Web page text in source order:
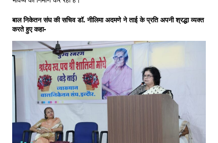
बाल निकेतन संघ की सचिव डॉ. नीलिमा अदमणे ने ताई के प्रति अपनी श्रद्धा व्यक्त
करते हुए कहा-